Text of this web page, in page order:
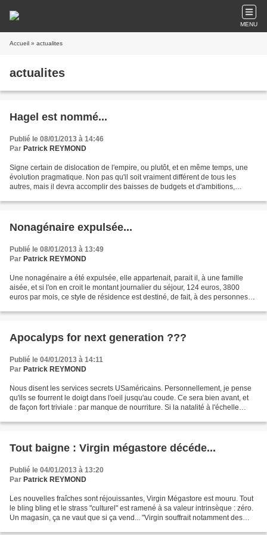
MENU
Accueil » actualites
actualites
Hagel est nommé...
Publié le 08/01/2013 à 14:46
Par Patrick REYMOND
Signe certain de dislocation de l'empire, ou plutôt, et en même temps, une
évolution pragmatique. Non pas qu'il soit vraiment différent de tous les
autres, mais il devra accomplir des baisses de budgets et d'ambitions,
Nonagénaire expulsée...
Publié le 08/01/2013 à 13:49
Par Patrick REYMOND
Une nonagénaire a été expulsée, elle appartenait, parait il, à une famille
aisée, et si l'on en croit le montant journalier du séjour, 124 euros, 3800
euros par mois, ce style de résidence est destiné, de fait, à des personnes
Apocalyps for next generation ???
Publié le 04/01/2013 à 14:11
Par Patrick REYMOND
Nous disent les services secrets USaméricains. Personnellement, je pense
qu'ils se fourrent le doigt dans l'oeil jusqu'au coude. Ce sera bien avant, et
de façon fort triviale : par manque de nourriture. Si la natalité à l'échelle
Tout baigne : Virgin mégastore décéde...
Publié le 04/01/2013 à 13:20
Par Patrick REYMOND
Les nouvelles fraîches sont réjouissantes, Virgin Mégastore est mouru. Tout
le bling bling et le strass "culturel" est ramené à sa valeur intrinsèque : zéro.
Un magasin, ça ne vaut que si ça vend... "Virgin souffrait notamment des